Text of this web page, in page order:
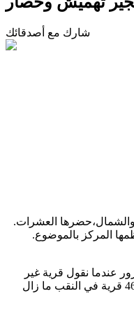
شارك مع أصدقائك
العشرات.
المركز بالموضوع.
مصادرة الأراضي وتشريد ما يقارب 40,000 نسمة، ووضحت زريق سرور عندما نقول قرية غير
معترف بها نتخيل ان الحديث عن عدد يتراوح بين 5-10 بيوت،ولكن في الحقيقة هنالك قرى غير معترف بها عدد سكانها 1,500 نسمة، هذه القرى محرومة من ابسط الخدمات، 46 قرية في النقب ما زال